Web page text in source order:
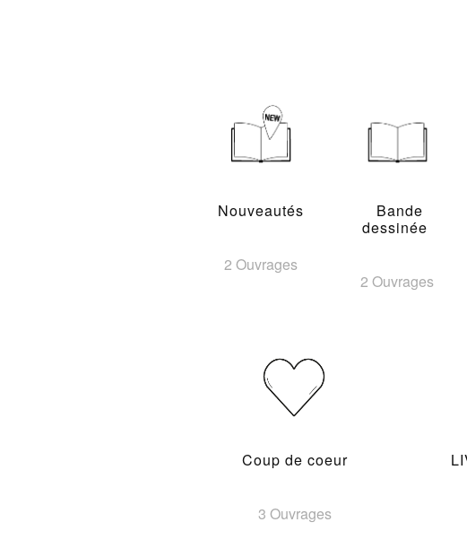
Nouveautés
2 Ouvrages
Bande
dessinée
2 Ouvrages
Coup de coeur
3 Ouvrages